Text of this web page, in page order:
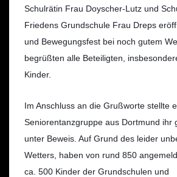
Schulrätin Frau Doyscher-Lutz und
Friedens Grundschule Frau Dreps
und Bewegungsfest bei noch gutem
begrüßten alle Beteiligten,
Kinder.
Im Anschluss an die Grußworte stellte
Seniorentanzgruppe aus Dortmund ihr
unter Beweis. Auf Grund des leider
Wetters, haben von rund 850
ca. 500 Kinder der Grundschulen und